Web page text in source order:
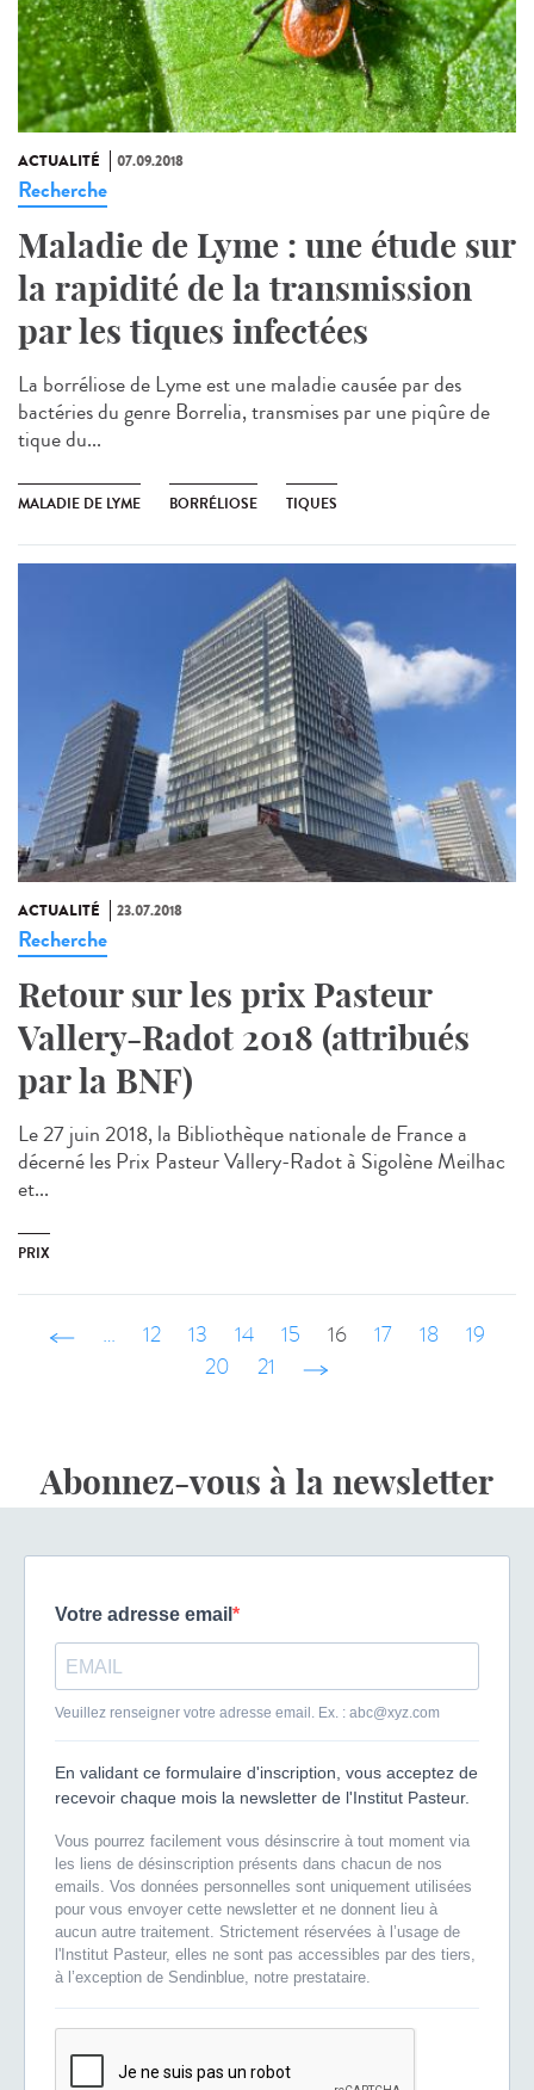
ACTUALITÉ 07.09.2018
Recherche
Maladie de Lyme : une étude sur
la rapidité de la transmission
par les tiques infectées
La borréliose de Lyme est une maladie causée par des
bactéries du genre Borrelia, transmises par une piqûre de
tique du...
MALADIE DE LYME BORRÉLIOSE TIQUES
ACTUALITÉ 23.07.2018
Recherche
Retour sur les prix Pasteur
Vallery-Radot 2018 (attribués
par la BNF)
Le 27 juin 2018, la Bibliothèque nationale de France a
décerné les Prix Pasteur Vallery-Radot à Sigolène Meilhac
et...
PRIX
‹ précédent
… 12 13 14 15 16 17 18
19
20
21 suivant ›
Abonnez-vous à la newsletter